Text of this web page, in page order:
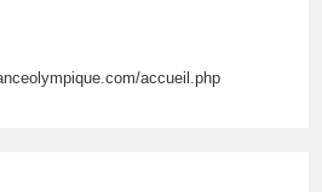
accueil.php